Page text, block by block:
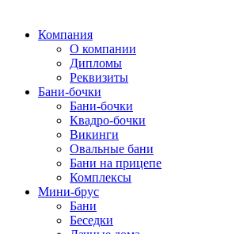
Компания
О компании
Дипломы
Реквизиты
Бани-бочки
Бани-бочки
Квадро-бочки
Викинги
Овальные бани
Бани на прицепе
Комплексы
Мини-брус
Бани
Беседки